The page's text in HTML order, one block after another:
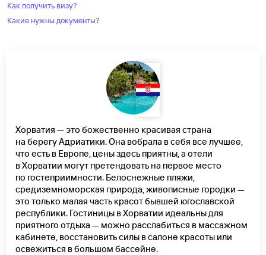
Как получить визу?
Какие нужны документы?
Хорватия — это божественно красивая страна
на берегу Адриатики. Она вобрала в себя все лучшее,
что есть в Европе, цены здесь приятны, а отели
в Хорватии могут претендовать на первое место
по гостеприимности. Белоснежные пляжи,
средиземноморская природа, живописные городки —
это только малая часть красот бывшей югославской
республики. Гостиницы в Хорватии идеальны для
приятного отдыха — можно расслабиться в массажном
кабинете, восстановить силы в салоне красоты или
освежиться в большом бассейне.